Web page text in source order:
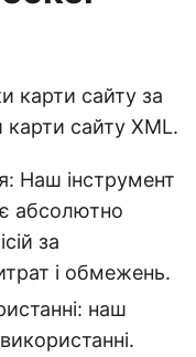
карти сайту за
сайту XML.
Наш інструмент
абсолютно
за
і обмежень.
наш